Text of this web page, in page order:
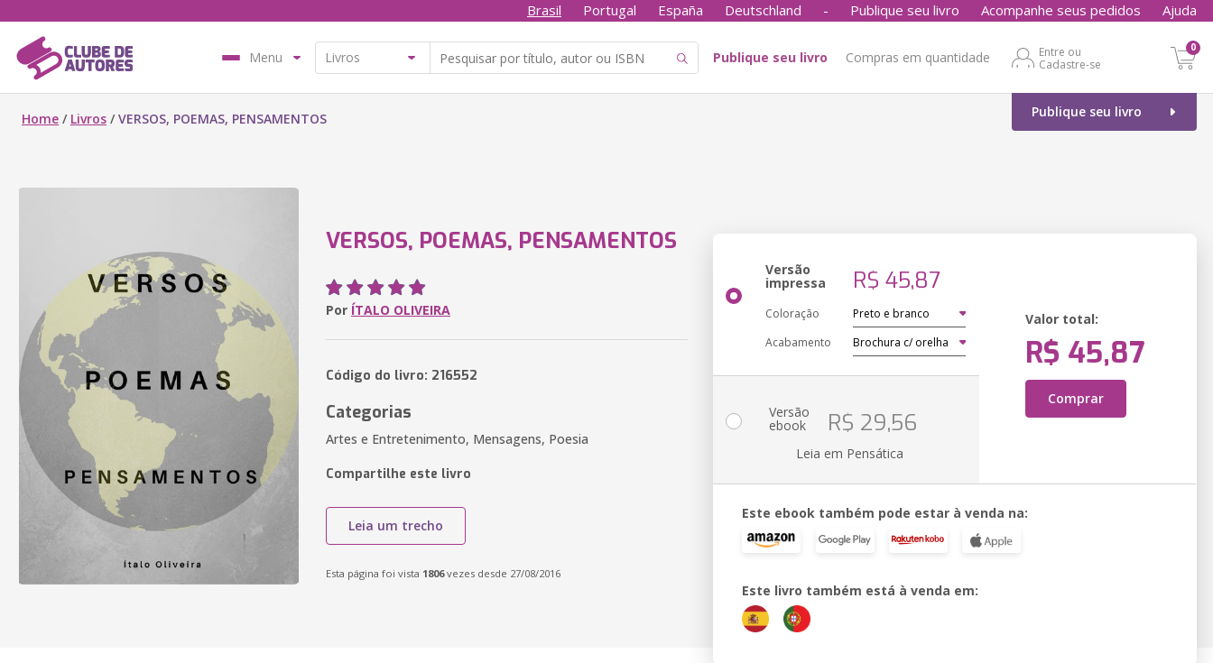
Brasil Portugal España Deutschland - Publique seu livro Acompanhe seus pedidos Ajuda
Menu Publique seu livro Compras em quantidade
Entre ou
Cadastre-se
0
Publique seu livro
Home / Livros /VERSOS, POEMAS, PENSAMENTOS
VERSOS, POEMAS, PENSAMENTOS
Por ÍTALO OLIVEIRA
Código do livro: 216552
Categorias
Artes e Entretenimento, Mensagens, Poesia
Compartilhe este livro
Leia um trecho
Esta página foi vista 1806vezes desde 27/08/2016
Versão
impressa R$ 45,87
Coloração
Acabamento
Valor total:
R$ 45,87
Comprar
Versão
ebook R$ 29,56
Leia em Pensática
Este ebook também pode estar à venda na:
Este livro também está à venda em: